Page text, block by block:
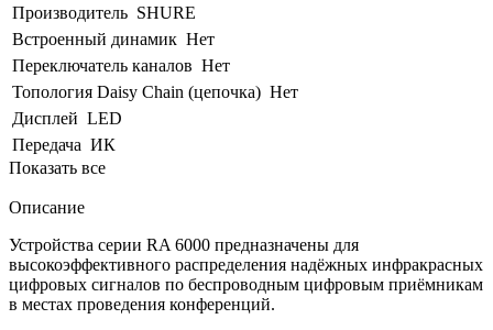
Производитель SHURE
Встроенный динамик Нет
Переключатель каналов Нет
Топология Daisy Chain (цепочка) Нет
Дисплей LED
Передача ИК
Показать все
Описание
Устройства серии RA 6000 предназначены для
высокоэффективного распределения надёжных инфракрасных
цифровых сигналов по беспроводным цифровым приёмникам
в местах проведения конференций.